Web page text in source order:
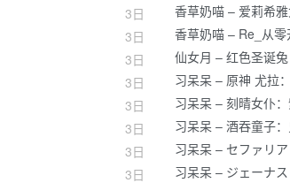
3日
香草奶喵 – 爱莉希
3日
香草奶喵 – Re_从
3日
仙女月 – 红色圣诞
3日
习呆呆 – 原神 尤拉
3日
习呆呆 – 刻晴女仆
3日
习呆呆 – 酒吞童子
3日
习呆呆 – セファリ
3日
习呆呆 – ジェーナ